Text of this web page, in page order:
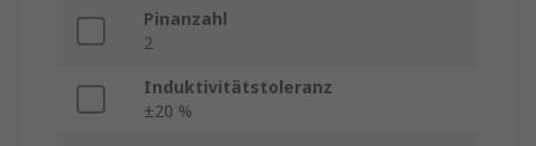
Pinanzahl
2
Induktivitätstoleranz
±20 %